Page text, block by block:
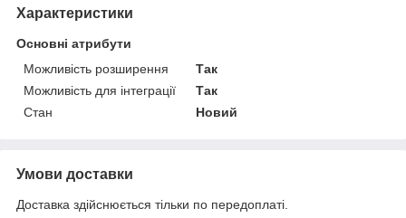
Характеристики
Основні атрибути
Можливість розширення
Так
Можливість для інтеграції
Так
Стан
Новий
Умови доставки
Доставка здійснюється тільки по передоплаті.